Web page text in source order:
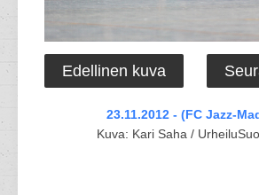
Edellinen kuva
23.11.2012 - (FC Jazz-
Kuva: Kari Saha /